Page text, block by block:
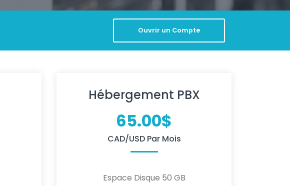
Ouvrir un Compte
Hébergement PBX
65.00$
CAD/USD Par Mois
Espace Disque 50 GB